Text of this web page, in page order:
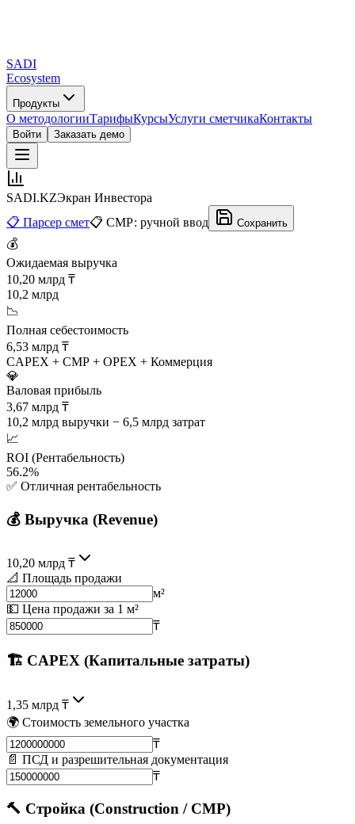
SADI
Ecosystem
Продукты
О методологииТарифыКурсыУслуги сметчикаКонтакты
Войти Заказать демо
SADI.KZЭкран Инвестора
📋 Парсер смет📋 СМР: ручной ввод Сохранить
💰
Ожидаемая выручка
10,20 млрд ₸
10,2 млрд
📉
Полная себестоимость
6,53 млрд ₸
CAPEX + СМР + OPEX + Коммерция
💎
Валовая прибыль
3,67 млрд ₸
10,2 млрд выручки − 6,5 млрд затрат
📈
ROI (Рентабельность)
56.2%
✅ Отличная рентабельность
💰 Выручка (Revenue)
10,20 млрд ₸
📐 Площадь продажи
м²
💵 Цена продажи за 1 м²
₸
🏗 CAPEX (Капитальные затраты)
1,35 млрд ₸
🌍 Стоимость земельного участка
₸
📄 ПСД и разрешительная документация
₸
🔨 Стройка (Construction / СМР)